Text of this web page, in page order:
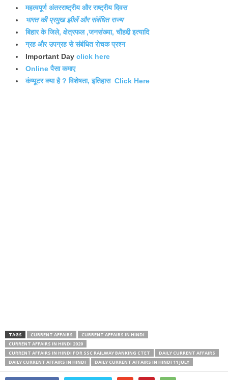
महत्वपूर्ण अंतरराष्ट्रीय और राष्ट्रीय दिवस
भारत की प्रमुख झीलें और संबंधित राज्य
बिहार के जिले, क्षेत्रफल ,जनसंख्या, चौहद्दी इत्यादि
ग्रह और उपग्रह से संबंधित रोचक प्रश्न
Important Day click here
Online पैसा कमाए
कंप्यूटर क्या है ? विशेषता, इतिहास Click Here
TAGS CURRENT AFFAIRS
CURRENT AFFAIRS IN HINDI
CURRENT AFFAIRS IN HINDI 2020
CURRENT AFFAIRS IN HINDI FOR SSC RAILWAY BANKING CTET
DAILY CURRENT AFFAIRS
DAILY CURRENT AFFAIRS IN HINDI
DAILY CURRENT AFFAIRS IN HINDI 11 JULY